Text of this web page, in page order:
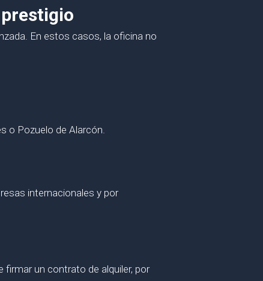
En estos casos, la oficina no
o Pozuelo de Alarcón.
internacionales y por
un contrato de alquiler, por